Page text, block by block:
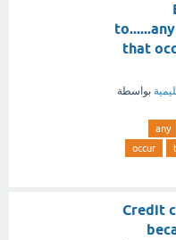
that
بواسطة
any
occur
Credit